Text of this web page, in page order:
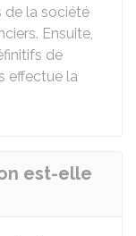
de la société
Ensuite,
de
effectue la
est-elle